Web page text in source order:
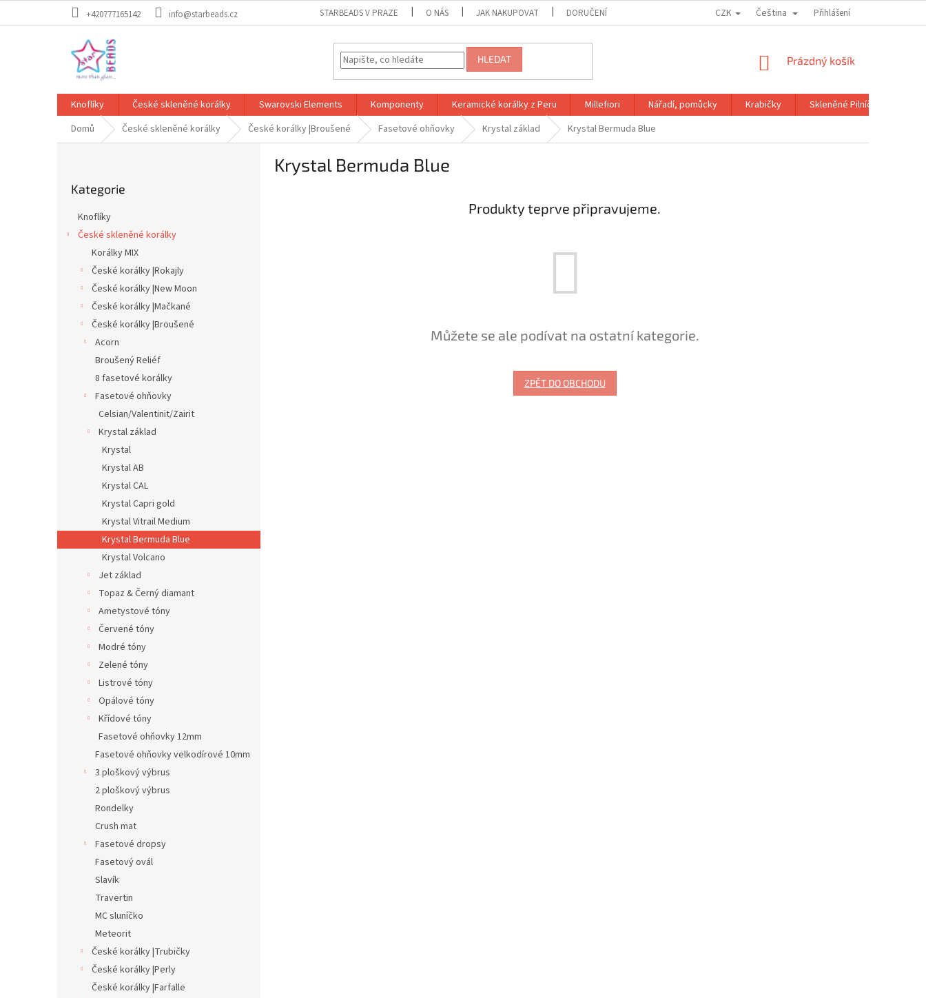
+420777165142 info@starbeads.cz STARBEADS V PRAZE O NÁS JAK NAKUPOVAT DORUČENÍ OBCHODNÍ PODMÍNKY GDPR
CZK Čeština Přihlášení
HLEDAT
NÁKUPNÍ
Prázdný košík
Knoflíky České skleněné korálky Swarovski Elements Komponenty Keramické korálky z Peru Millefiori Nářadí, pomůcky Krabičky Skleněné Pilníčky
Domů
České skleněné korálky České korálky |Broušené Fasetové ohňovky Krystal základ Krystal Bermuda Blue
kategorie
Kategorie
Knoflíky
České skleněné korálky
Korálky MIX
České korálky |Rokajly
České korálky |New Moon
České korálky |Mačkané
České korálky |Broušené
Acorn
Broušený Reliéf
8 fasetové korálky
Fasetové ohňovky
Celsian/Valentinit/Zairit
Krystal základ
Krystal
Krystal AB
Krystal CAL
Krystal Capri gold
Krystal Vitrail Medium
Krystal Bermuda Blue
Krystal Volcano
Jet základ
Topaz & Černý diamant
Ametystové tóny
Červené tóny
Modré tóny
Zelené tóny
Listrové tóny
Opálové tóny
Křídové tóny
Fasetové ohňovky 12mm
Fasetové ohňovky velkodírové 10mm
3 ploškový výbrus
2 ploškový výbrus
Rondelky
Crush mat
Fasetové dropsy
Fasetový ovál
Slavík
Travertin
MC sluníčko
Meteorit
České korálky |Trubičky
České korálky |Perly
České korálky |Farfalle
Krystal Bermuda Blue
Produkty teprve připravujeme.
Můžete se ale podívat na ostatní kategorie.
ZPĚT DO OBCHODU